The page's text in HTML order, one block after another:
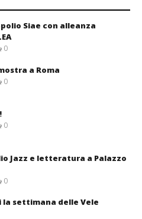
Siae con alleanza
0
a Roma
0
0
Jazz e letteratura a Palazzo
0
la settimana delle Vele